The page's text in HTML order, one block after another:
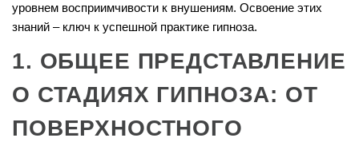
уровнем восприимчивости к внушениям. Освоение этих
знаний – ключ к успешной практике гипноза.
1. ОБЩЕЕ ПРЕДСТАВЛЕНИЕ
О СТАДИЯХ ГИПНОЗА: ОТ
ПОВЕРХНОСТНОГО